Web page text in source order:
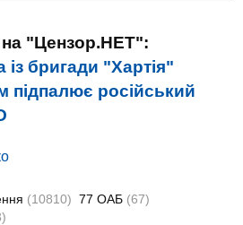
на "Цензор.НЕТ":
бригади "Хартія"
підпалює російський
(10810) 77 ОАБ (67)